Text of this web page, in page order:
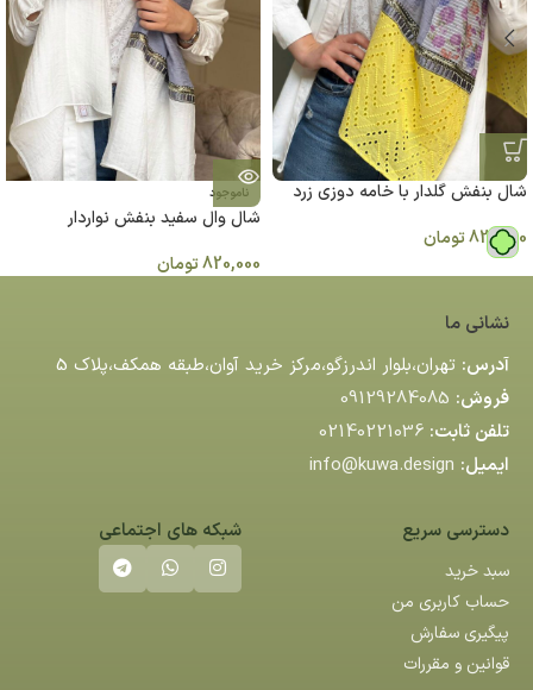
شال بنفش گلدار با خامه دوزي زرد
820,000تومان
ناموجود
شال وال سفيد بنفش نواردار
820,000تومان
نشانی ما
آدرس: تهران،بلوار اندرزگو،مركز خريد آوان،طبقه همكف،پلاك 5
فروش: 09129284085
تلفن ثابت: 02140221036
ایمیل: info@kuwa.design
دسترسی سریع
سبد خرید
حساب کاربری من
پیگیری سفارش
قوانین و مقررات
شبکه های اجتماعی